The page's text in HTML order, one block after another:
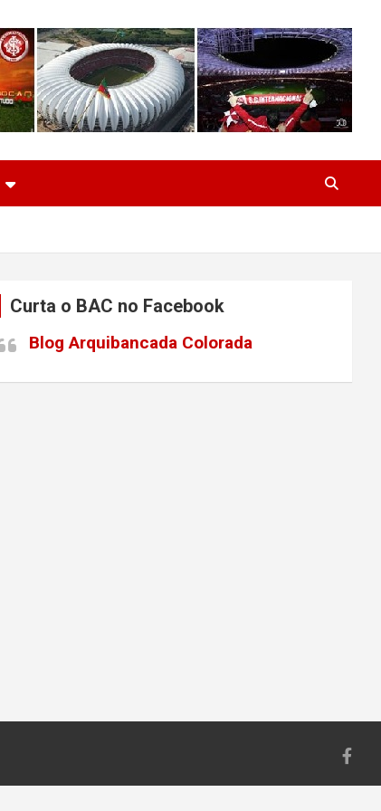
Curta o BAC no Facebook
Blog Arquibancada Colorada